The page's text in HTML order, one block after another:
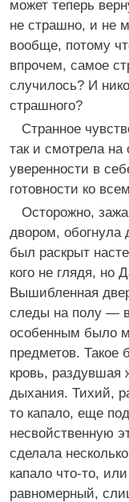
может теперь
не страшно, и не
вообще, потому
впрочем, самое
случилось? И
страшного?
Странное
так и смотрела
уверенности в
готовности ко
Осторожно,
двором, обогнула
был раскрыт
кого не глядя, но
Вышибленная
следы на полу —
особенным было
предметов. Такое
кровь, раздувшая
дыхания. Тихий,
то капало, еще
несвойственную
сделала
капало что-то,
равномерный,